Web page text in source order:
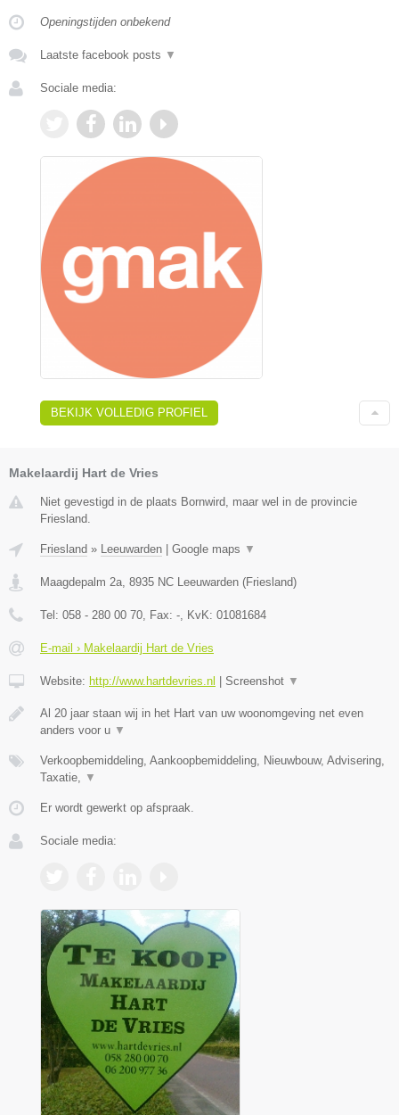
Openingstijden onbekend
Laatste facebook posts ▼
Sociale media:
BEKIJK VOLLEDIG PROFIEL
Makelaardij Hart de Vries
Niet gevestigd in de plaats Bornwird, maar wel in de provincie
Friesland.
Friesland » Leeuwarden Google maps ▼
Maagdepalm 2a, 8935 NC Leeuwarden (Friesland)
Tel: 058 - 280 00 70, Fax: -, KvK: 01081684
E-mail › Makelaardij Hart de Vries
Website: http://www.hartdevries.nl Screenshot ▼
Al 20 jaar staan wij in het Hart van uw woonomgeving net even
anders voor u ▼
Verkoopbemiddeling, Aankoopbemiddeling, Nieuwbouw, Advisering,
Taxatie, ▼
Er wordt gewerkt op afspraak.
Sociale media: